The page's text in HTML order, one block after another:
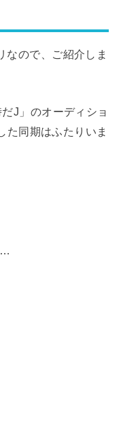
なので、ご紹介しま
J」のオーディショ
た同期はふたりいま
…